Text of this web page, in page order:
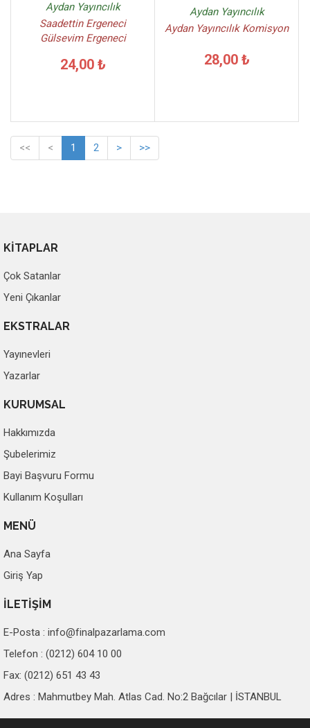
Aydan Yayıncılık
Saadettin Ergeneci
Gülsevim Ergeneci
24,00 ₺
Aydan Yayıncılık
Aydan Yayıncılık Komisyon
28,00 ₺
<< < 1 2 > >>
KİTAPLAR
Çok Satanlar
Yeni Çıkanlar
EKSTRALAR
Yayınevleri
Yazarlar
KURUMSAL
Hakkımızda
Şubelerimiz
Bayi Başvuru Formu
Kullanım Koşulları
MENÜ
Ana Sayfa
Giriş Yap
İLETİŞİM
E-Posta : info@finalpazarlama.com
Telefon : (0212) 604 10 00
Fax: (0212) 651 43 43
Adres : Mahmutbey Mah. Atlas Cad. No:2 Bağcılar | İSTANBUL